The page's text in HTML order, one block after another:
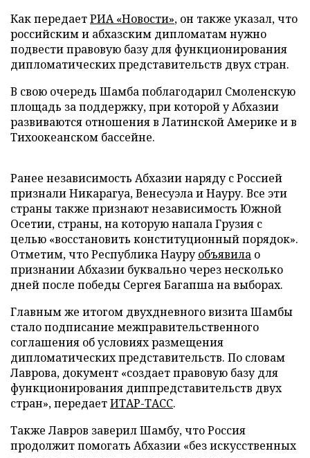
Как передаетРИА «Новости», он также указал, что
российским и абхазским дипломатам нужно
подвести правовую базу для функционирования
дипломатических представительств двух стран.
В свою очередь Шамба поблагодарил Смоленскую
площадь за поддержку, при которой у Абхазии
развиваются отношения в Латинской Америке и в
Тихоокеанском бассейне.
Ранее независимость Абхазии наряду с Россией
признали Никарагуа, Венесуэла и Науру. Все эти
страны также признают независимость Южной
Осетии, страны, на которую напала Грузия с
целью «восстановить конституционный порядок».
Отметим, что Республика Науруобъявила о
признании Абхазии буквально через несколько
дней после победы Сергея Багапша на выборах.
Главным же итогом двухдневного визита Шамбы
стало подписание межправительственного
соглашения об условиях размещения
дипломатических представительств. По словам
Лаврова, документ «создает правовую базу для
функционирования диппредставительств двух
стран», передаетИТАР-ТАСС.
Также Лавров заверил Шамбу, что Россия
продолжит помогать Абхазии «без искусственных